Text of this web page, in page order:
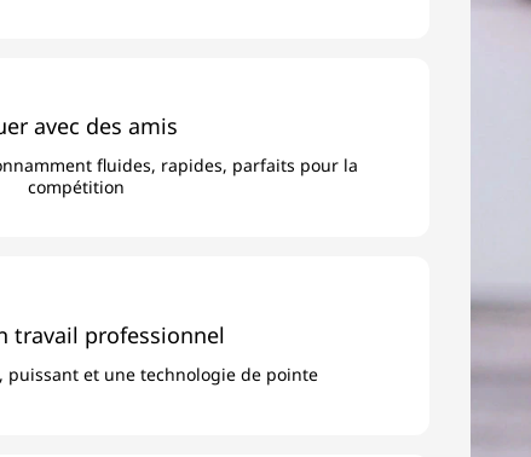
avec des amis
fluides, rapides, parfaits pour la
compétition
travail professionnel
et une technologie de pointe